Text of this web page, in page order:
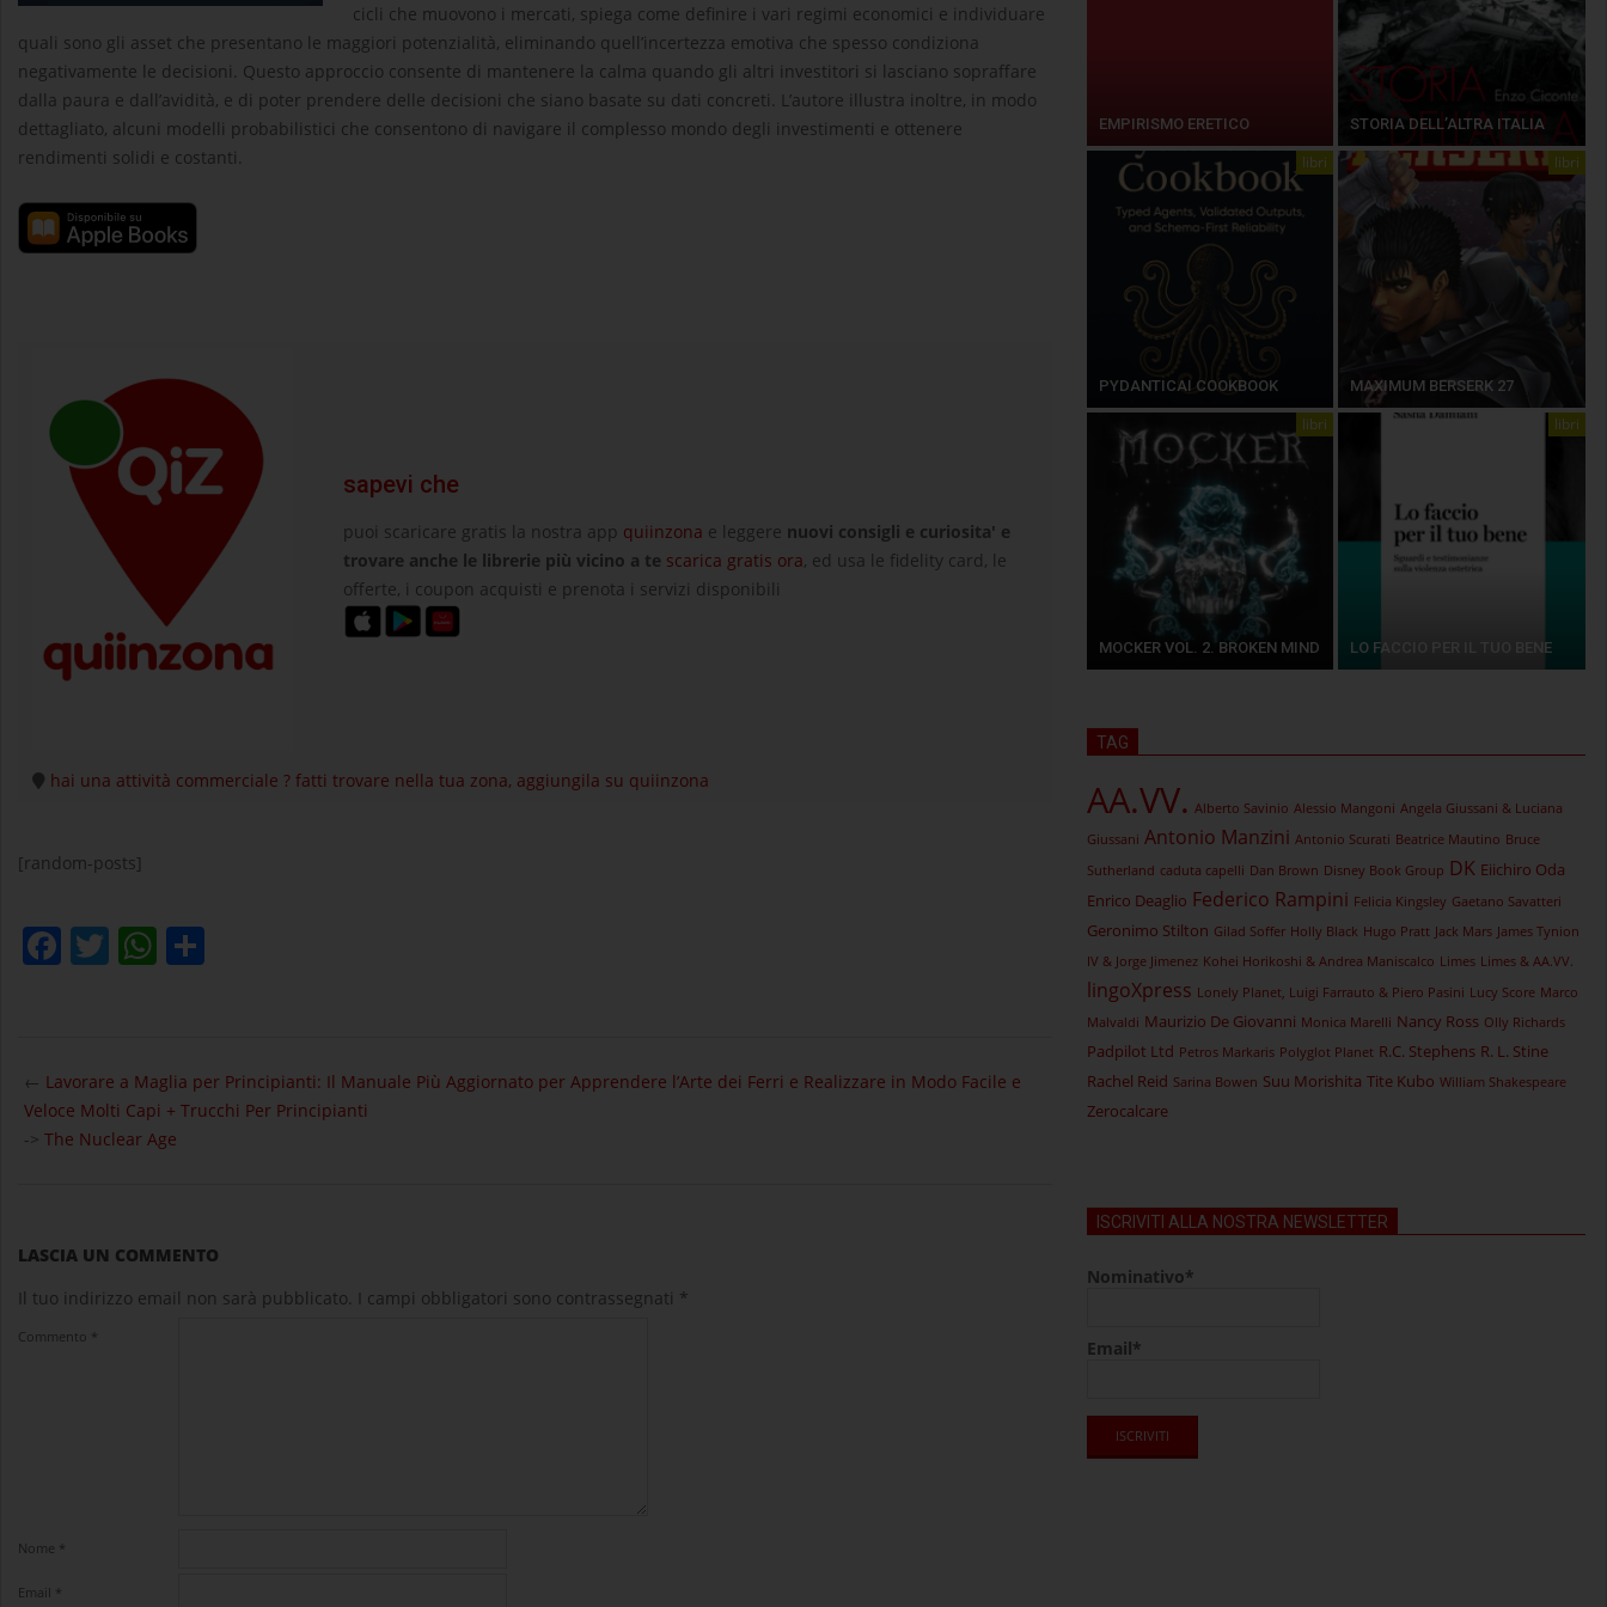
cicli che muovono i mercati, spiega come definire i vari regimi economici e individuare
quali sono gli asset che presentano le maggiori potenzialità, eliminando quell’incertezza emotiva che spesso condiziona
negativamente le decisioni. Questo approccio consente di mantenere la calma quando gli altri investitori si lasciano sopraffare
dalla paura e dall’avidità, e di poter prendere delle decisioni che siano basate su dati concreti. L’autore illustra inoltre, in modo
dettagliato, alcuni modelli probabilistici che consentono di navigare il complesso mondo degli investimenti e ottenere
rendimenti solidi e costanti.
sapevi che
puoi scaricare gratis la nostra app quiinzona e leggere nuovi consigli e curiosita' e
trovare anche le librerie più vicino a te scarica gratis ora, ed usa le fidelity card, le
offerte, i coupon acquisti e prenota i servizi disponibili
hai una attività commerciale ? fatti trovare nella tua zona, aggiungila su quiinzona
[random-posts]
Facebook
TwitterWhatsApp
10-
26
← Lavorare a Maglia per Principianti: Il Manuale Più Aggiornato per Apprendere l’Arte dei Ferri e Realizzare in Modo Facile e
Veloce Molti Capi + Trucchi Per Principianti
-> The Nuclear Age
LASCIA UN COMMENTO
Il tuo indirizzo email non sarà pubblicato.
I campi obbligatori sono contrassegnati *
Commento *
Nome *
Email *
EMPIRISMO ERETICO STORIA DELL’ALTRA ITALIA
libri
PYDANTICAI COOKBOOK
libri
MAXIMUM BERSERK 27
libri
MOCKER VOL. 2. BROKEN MIND
libri
LO FACCIO PER IL TUO BENE
TAG
AA.VV. Alberto Savinio Alessio Mangoni Angela Giussani & Luciana
Giussani Antonio Manzini Antonio Scurati Beatrice Mautino Bruce
Sutherland caduta capelli Dan Brown Disney Book Group DK Eiichiro Oda
Enrico Deaglio Federico Rampini Felicia Kingsley Gaetano Savatteri
Geronimo Stilton Gilad Soffer Holly Black Hugo Pratt Jack Mars James Tynion
IV & Jorge Jimenez Kohei Horikoshi & Andrea Maniscalco Limes Limes & AA.VV.
lingoXpress Lonely Planet, Luigi Farrauto & Piero Pasini Lucy Score Marco
Malvaldi Maurizio De Giovanni Monica Marelli Nancy Ross Olly Richards
Padpilot Ltd Petros Markaris Polyglot Planet R.C. Stephens R. L. Stine
Rachel Reid Sarina Bowen Suu Morishita Tite Kubo William Shakespeare
Zerocalcare
ISCRIVITI ALLA NOSTRA NEWSLETTER
Nominativo*
Email*